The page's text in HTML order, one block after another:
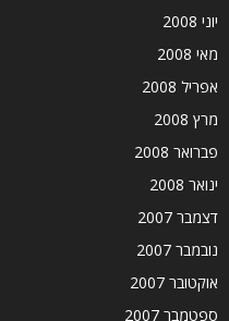
יוני 2008
מאי 2008
אפריל 2008
מרץ 2008
פברואר 2008
ינואר 2008
דצמבר 2007
נובמבר 2007
אוקטובר 2007
ספטמבר 2007